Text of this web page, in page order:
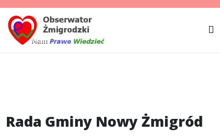
Rada Gminy Nowy Żmigród